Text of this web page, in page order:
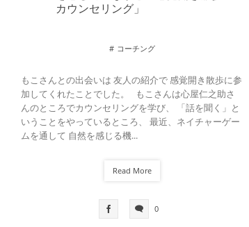
カウンセリング」
コーチング
もこさんとの出会いは 友人の紹介で 感覚開き散歩に参
加してくれたことでした。 もこさんは心屋仁之助さ
んのところでカウンセリングを学び、 「話を聞く」と
いうことをやっているところ、 最近、ネイチャーゲー
ムを通して 自然を感じる機...
Read More
0